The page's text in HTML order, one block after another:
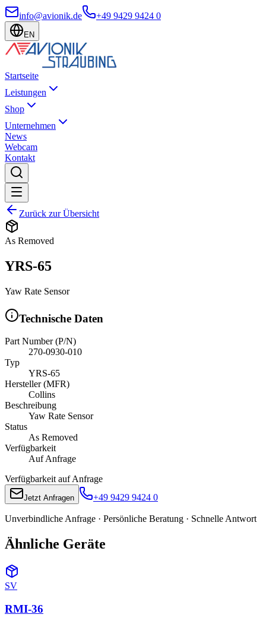
info@avionik.de +49 9429 9424 0
EN
Startseite
Leistungen
Shop
Unternehmen
News
Webcam
Kontakt
Zurück zur Übersicht
As Removed
YRS-65
Yaw Rate Sensor
Technische Daten
Part Number (P/N)
270-0930-010
Typ
YRS-65
Hersteller (MFR)
Collins
Beschreibung
Yaw Rate Sensor
Status
As Removed
Verfügbarkeit
Auf Anfrage
Verfügbarkeit auf Anfrage
Jetzt Anfragen +49 9429 9424 0
Unverbindliche Anfrage · Persönliche Beratung · Schnelle Antwort
Ähnliche Geräte
SV
RMI-36